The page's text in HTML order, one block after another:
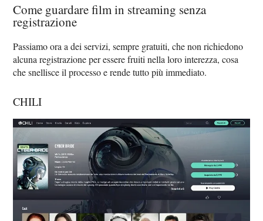
Come guardare film in streaming senza
registrazione
Passiamo ora a dei servizi, sempre gratuiti, che non richiedono
alcuna registrazione per essere fruiti nella loro interezza, cosa
che snellisce il processo e rende tutto più immediato.
CHILI